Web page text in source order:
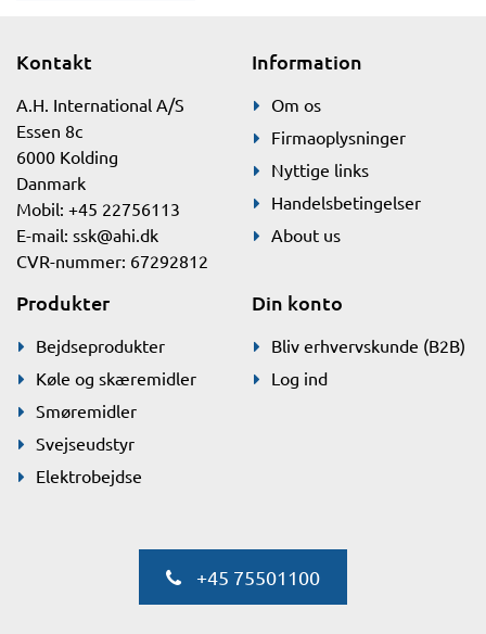
Kontakt
A.H. International A/S
Essen 8c
6000 Kolding
Danmark
Mobil: +45 22756113
E-mail: ssk@ahi.dk
CVR-nummer: 67292812
Information
Om os
Firmaoplysninger
Nyttige links
Handelsbetingelser
About us
Produkter
Bejdseprodukter
Køle og skæremidler
Smøremidler
Svejseudstyr
Elektrobejdse
Din konto
Bliv erhvervskunde (B2B)
Log ind
+45 75501100